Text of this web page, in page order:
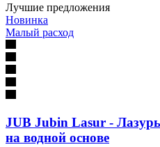
Лучшие предложения
Новинка
Малый расход
JUB Jubin Lasur -
на водной основе